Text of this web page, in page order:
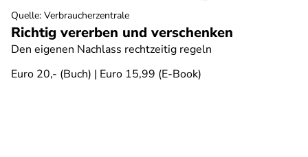
Richtig vererben und verschenken
Den eigenen Nachlass rechtzeitig regeln
Euro 20,- (Buch) | Euro 15,99 (E-Book)
Quelle: Verbraucherzentrale